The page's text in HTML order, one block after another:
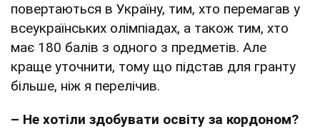
повертаються в Україну, тим, хто перемагав у
всеукраїнських олімпіадах, а також тим, хто
має 180 балів з одного з предметів. Але
краще уточнити, тому що підстав для гранту
більше, ніж я перелічив.
– Не хотіли здобувати освіту за кордоном?